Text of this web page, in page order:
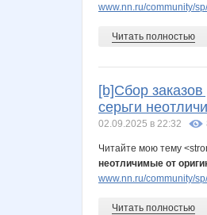
www.nn.ru/community/
Читать полностью
[b]Сбор
серьги
02.09.2025 в 22:32
Читайте мою тему
неотличимые от
www.nn.ru/community/
Читать полностью